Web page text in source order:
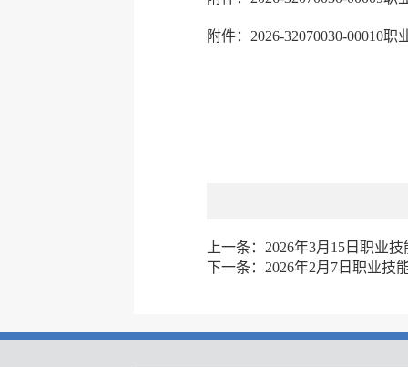
附件：2026-32070030-00010
上一条： 2026年3月15日职业
下一条： 2026年2月7日职业技